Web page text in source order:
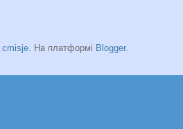
cmisje. На платформі Blogger.